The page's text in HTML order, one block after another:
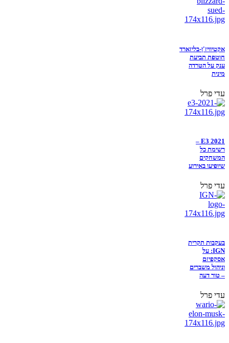
אקטיוויז'ן-בליזארד
חוטפת תביעת
ענק על הטרדה
מינית
עדי פרל
E3 2021 –
רשימת כל
המשחקים
שיופיעו באירוע
עדי פרל
בעקבות תקרית
IGN: על
אסקפיזם
וניהול משברים
– טור דעה
עדי פרל